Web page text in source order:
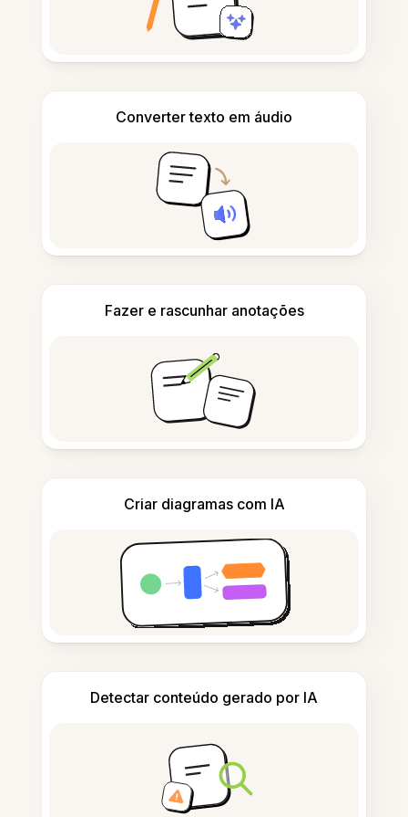
Converter texto em áudio
Fazer e rascunhar anotações
Criar diagramas com IA
Detectar conteúdo gerado por IA